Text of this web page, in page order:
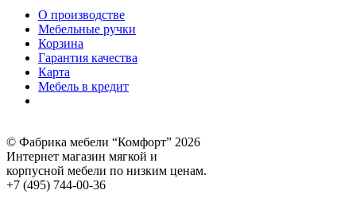
О производстве
Мебельные ручки
Корзина
Гарантия качества
Карта
Мебель в кредит
© Фабрика мебели “Комфорт” 2026
Интернет магазин мягкой и
корпусной мебели по низким ценам.
+7 (495) 744-00-36